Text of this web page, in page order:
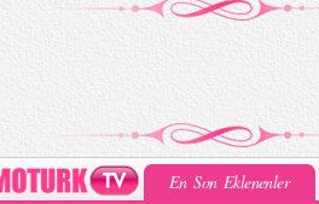
En Son Eklenenler